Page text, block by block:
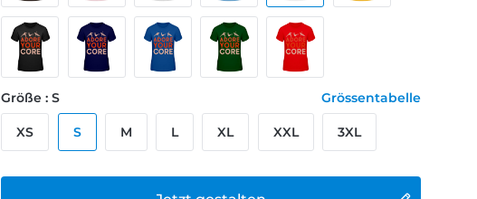
Größe : S Grössentabelle
XS S M L XL XXL 3XL